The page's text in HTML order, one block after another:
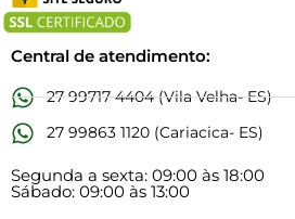
Central de atendimento:
27 99717 4404 (Vila Velha- ES)
27 99863 1120 (Cariacica- ES)
Segunda a sexta: 09:00 às 18:00
Sábado: 09:00 às 13:00